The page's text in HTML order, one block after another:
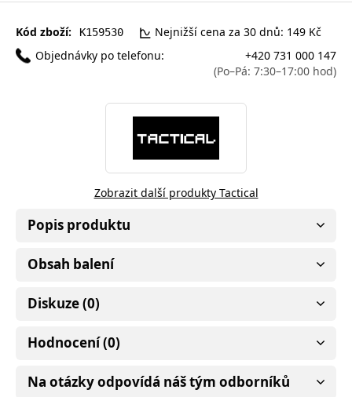
Kód zboží: K159530
Nejnižší cena za 30 dnů: 149 Kč
Objednávky po telefonu:
+420 731 000 147
(Po–Pá: 7:30–17:00 hod)
Zobrazit další produkty Tactical
Popis produktu
Obsah balení
Diskuze (0)
Hodnocení (0)
Na otázky odpovídá náš tým odborníků